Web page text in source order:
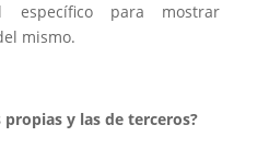
específico para mostrar
mismo.
propias y las de terceros?